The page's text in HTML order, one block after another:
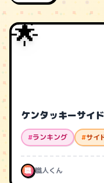
🌟
ケンタッキーサイ
#ランキング #サイ
職 職人くん